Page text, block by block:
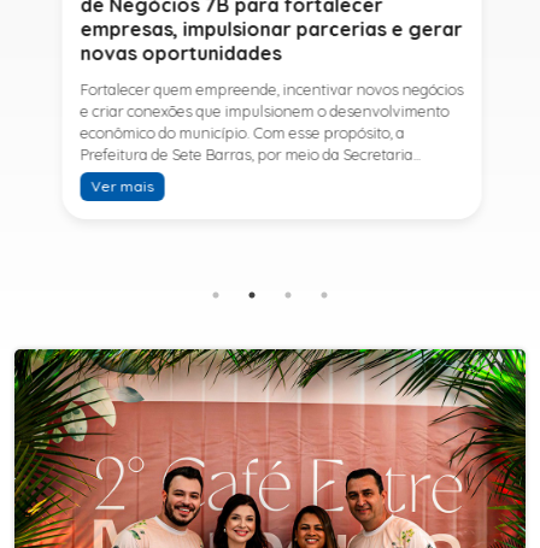
empresas, impulsionar parcerias e gerar
novas oportunidades
Fortalecer quem empreende, incentivar novos negócios
e criar conexões que impulsionem o desenvolvimento
econômico do município. Com esse propósito, a
Prefeitura de Sete Barras, por meio da Secretaria
Municipal de Turismo e Desenvolvimento Econômico,
promove na próxima terça-feira (11) a Rede de Negócios
telecomunicações e fundador da empresa Seu
Consultor, que compartilhará estratégias para
aumentar resultados, fortalecer relacionamentos
comerciais e ampliar as oportunidades de
negócios.Para a Secretária Municipal de Turismo e
Desenvolvimento Econômico, Edna Carvalho, a Rede de
Negócios 7B representa mais uma iniciativa da gestão
do Prefeito Ítalo Costa para fortalecer o
empreendedorismo e incentivar o crescimento das
Ver mais